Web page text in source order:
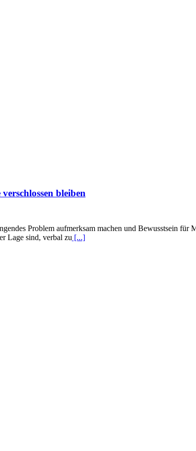
bleiben
Problem aufmerksam machen und Bewusstsein
Lage sind, verbal zu [...]